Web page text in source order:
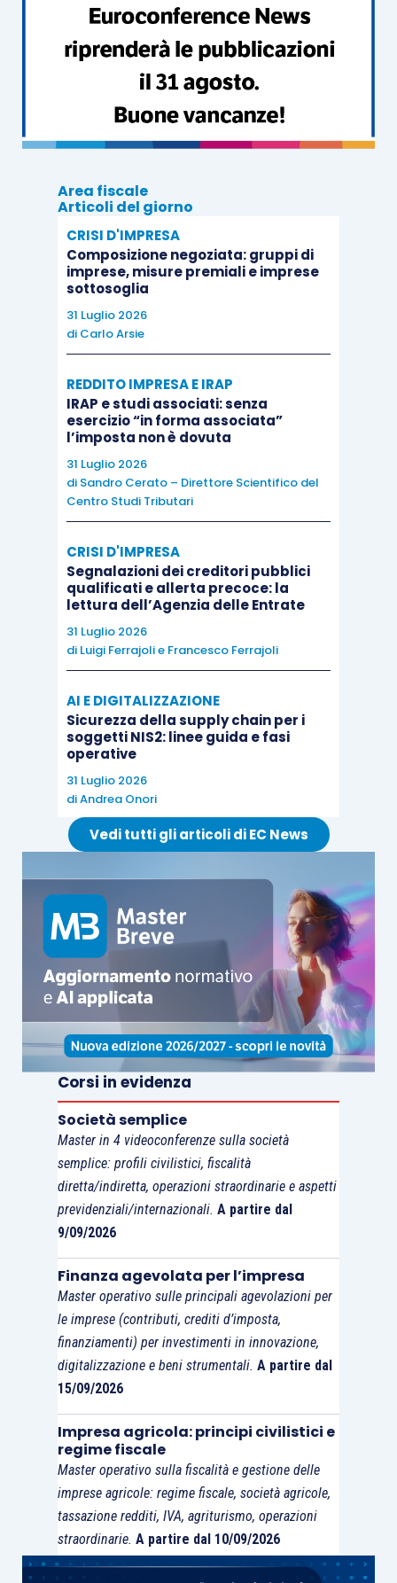
contestata dall’Amministrazione finanziaria
relativamente al periodo d’imposta 2012,
ravvedendo la sanzione nella misura ridotta
in relazione alle annualità 2013, 2014 e
Area fiscale
Articoli del giorno
CRISI D'IMPRESA
Composizione negoziata: gruppi di
imprese, misure premiali e imprese
sottosoglia
31 Luglio 2026
di Carlo Arsie
REDDITO IMPRESA E IRAP
IRAP e studi associati: senza
esercizio “in forma associata”
l’imposta non è dovuta
31 Luglio 2026
di Sandro Cerato – Direttore Scientifico del
Centro Studi Tributari
CRISI D'IMPRESA
Segnalazioni dei creditori pubblici
qualificati e allerta precoce: la
lettura dell’Agenzia delle Entrate
31 Luglio 2026
di Luigi Ferrajolie Francesco Ferrajoli
AI E DIGITALIZZAZIONE
Sicurezza della supply chain per i
soggetti NIS2: linee guida e fasi
operative
31 Luglio 2026
diAndrea Onori
Vedi tutti gli articoli di EC News
Corsi in evidenza
Società semplice
Master in 4 videoconferenze sulla società
semplice: profili civilistici, fiscalità
diretta/indiretta, operazioni straordinarie e aspetti
previdenziali/internazionali. A partire dal
9/09/2026
Finanza agevolata per l’impresa
Master operativo sulle principali agevolazioni per
le imprese (contributi, crediti d’imposta,
finanziamenti) per investimenti in innovazione,
digitalizzazione e beni strumentali. A partire dal
15/09/2026
Impresa agricola: principi civilistici e
regime fiscale
Master operativo sulla fiscalità e gestione delle
imprese agricole: regime fiscale, società agricole,
tassazione redditi, IVA, agriturismo, operazioni
straordinarie. A partire dal 10/09/2026